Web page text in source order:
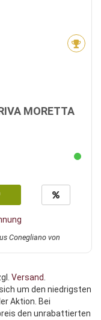
MORETTA
Conegliano von
Versand.
um den niedrigsten
Aktion. Bei
den unrabattierten